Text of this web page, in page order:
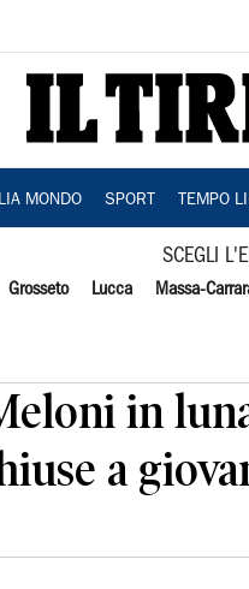
MONDO SPORT TEMPO
SCEGLI
Grosseto Lucca Massa-
in
a